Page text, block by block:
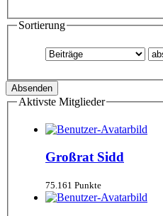
Sortierung
Aktivste Mitglieder
Großrat Sidd
75.161 Punkte